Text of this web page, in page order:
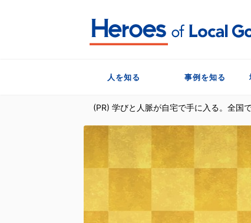
人を知る 事例を知る
(PR) 学びと人脈が自宅で手に入る。全国